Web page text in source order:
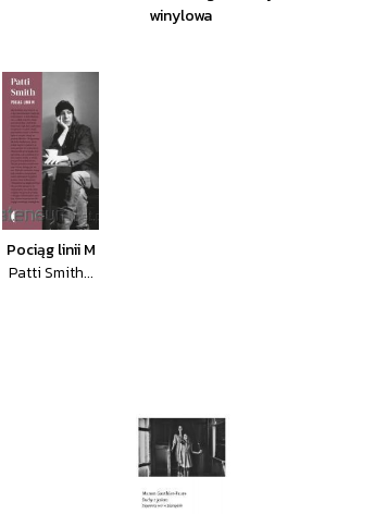
winylowa
Pociąg linii M
Patti Smith...